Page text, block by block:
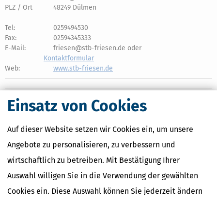
Einsatz von Cookies
Auf dieser Website setzen wir Cookies ein, um unsere
Angebote zu personalisieren, zu verbessern und
wirtschaftlich zu betreiben. Mit Bestätigung Ihrer
Auswahl willigen Sie in die Verwendung der gewählten
Cookies ein. Diese Auswahl können Sie jederzeit ändern
PLZ / Ort
48249 Dülmen
Tel:
0259494530
Fax:
02594345333
E-Mail:
friesen@stb-friesen.de oder
Kontaktformular
Web:
www.stb-friesen.de